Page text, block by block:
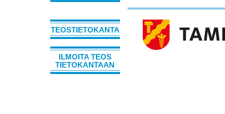
TEOSTIETOKANTA
ILMOITA TEOS
TIETOKANTAAN